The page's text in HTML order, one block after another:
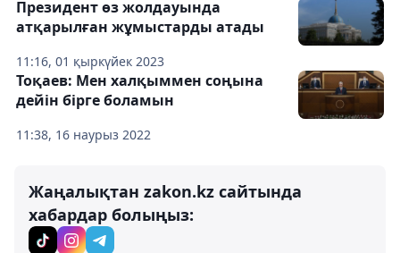
11:16, 01 қыркүйек 2023
Президент өз жолдауында
атқарылған жұмыстарды атады
11:38, 16 наурыз 2022
Тоқаев: Мен халқыммен соңына
дейін бірге боламын
Жаңалықтан zakon.kz сайтында
хабардар болыңыз: